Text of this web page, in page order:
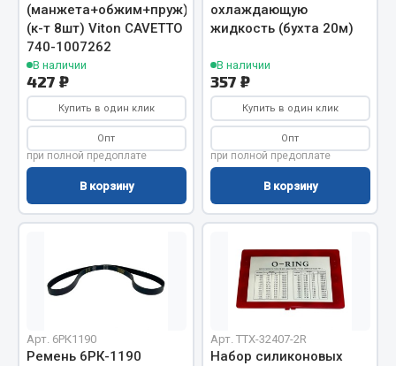
Система питания
Система выпуска газа
Система охлаждения
Сцепление
Коробка передач
Коробка передач ZF
Показать ещё
Весь раздел
Запчасти МАЗ
Тормозная система
(манжета+обжим+пруж)
(к-т 8шт) Viton CAVETTO
740-1007262
В наличии
427 ₽
Купить в один клик
Опт
при полной предоплате
В корзину
охлаждающую
жидкость (бухта 20м)
В наличии
357 ₽
Купить в один клик
Опт
при полной предоплате
В корзину
Арт. 6РК1190
Ремень 6РК-1190
Арт. TTX-32407-2R
Набор силиконовых